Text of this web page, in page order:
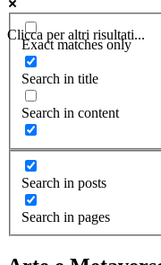
Clicca per altri risultati...
Exact matches only
Search in title
Search in content
Search in posts
Search in pages